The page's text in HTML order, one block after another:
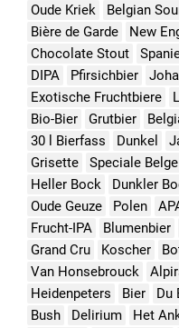
Oude Kriek
Belgian
Bière de Garde
New
Chocolate Stout
DIPA
Pfirsichbier
Exotische Fruchtbiere
Bio-Bier
Grutbier
30 l Bierfass
Dunkel
Grisette
Speciale Belge
Heller Bock
Dunkler
Oude Geuze
Polen
Frucht-IPA
Blumenbier
Grand Cru
Koscher
Van Honsebrouck
Heidenpeters
Bier Du
Bush
Delirium Het